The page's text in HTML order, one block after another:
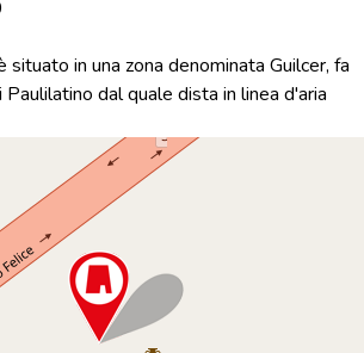
situato in una zona denominata Guilcer, fa
dal quale dista in linea d'aria